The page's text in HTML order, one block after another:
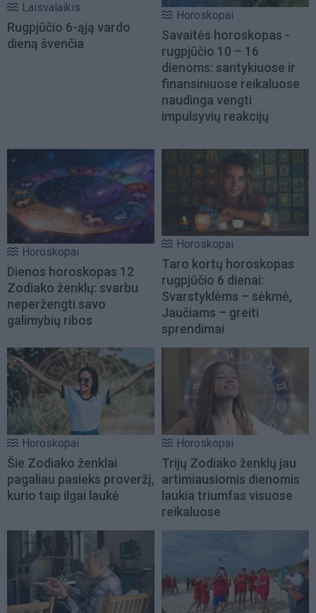
Laisvalaikis
Rugpjūčio 6-ąją vardo
dieną švenčia
Horoskopai
Savaitės horoskopas -
rugpjūčio 10 – 16
dienoms: santykiuose ir
finansiniuose reikaluose
naudinga vengti
impulsyvių reakcijų
Horoskopai
Dienos horoskopas 12
Zodiako ženklų: svarbu
neperžengti savo
galimybių ribos
Horoskopai
Taro kortų horoskopas
rugpjūčio 6 dienai:
Svarstyklėms – sėkmė,
Jaučiams – greiti
sprendimai
Horoskopai
Šie Zodiako ženklai
pagaliau pasieks proveržį,
kurio taip ilgai laukė
Horoskopai
Trijų Zodiako ženklų jau
artimiausiomis dienomis
laukia triumfas visuose
reikaluose